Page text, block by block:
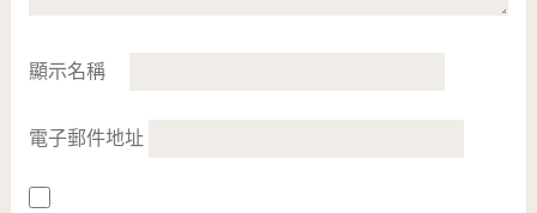
顯示名稱
電子郵件地址